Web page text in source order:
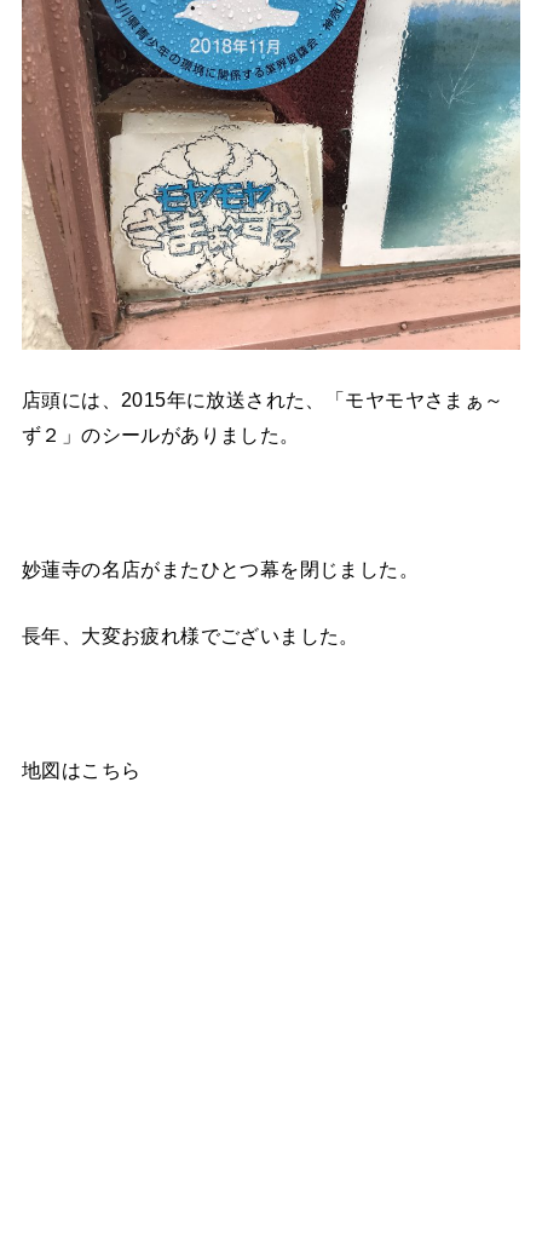
店頭には、2015年に放送された、「モヤモヤさまぁ～
ず２」のシールがありました。
妙蓮寺の名店がまたひとつ幕を閉じました。
長年、大変お疲れ様でございました。
地図はこちら